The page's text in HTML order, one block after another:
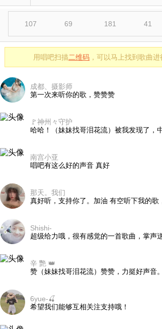
107 69 181 41
用唱吧扫描二维码 ，可以马上找到歌曲
成都、摄影师
第一次来听你的歌，赞赞赞
🚩神州々守护
哈哈！（妹妹找哥泪花流）被我发现了，
南宫小亚
唱吧有这么好的声音 真好
那天。我们
真好听，支持你了。加油 有空听下我的歌
Shishi-
超级给力哦，很有感觉的一首歌曲，掌声
辛 艷 👑
赞（妹妹找哥泪花流）赞赞，力挺好声音。
6yue-🍒
希望我们能够互相关注支持哦！